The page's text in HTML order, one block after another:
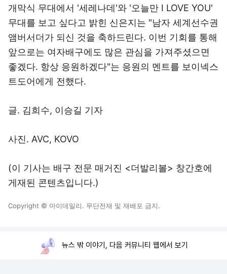
개막식 무대에서 '세레나데'와 '오늘만 I LOVE YOU'
무대를 보고 싶다고 밝힌 신은지는 "남자 세계선수권
앰버서더가 되신 것을 축하드린다. 이번 기회를 통해
앞으로는 여자배구에도 많은 관심을 가져주셨으면
좋겠다. 항상 응원하겠다"는 응원의 멘트를 보이넥스
트도어에게 전했다.
글. 김희수, 이승길 기자
사진. AVC, KOVO
(이 기사는 배구 전문 매거진 <더발리볼> 창간호에
게재된 콘텐츠입니다.)
Copyright © 마이데일리. 무단전재 및 재배포 금지.
뉴스 밖 이야기, 다음 커뮤니티 웹에서 보기